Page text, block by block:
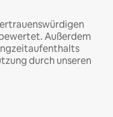
Außerdem
durch unseren